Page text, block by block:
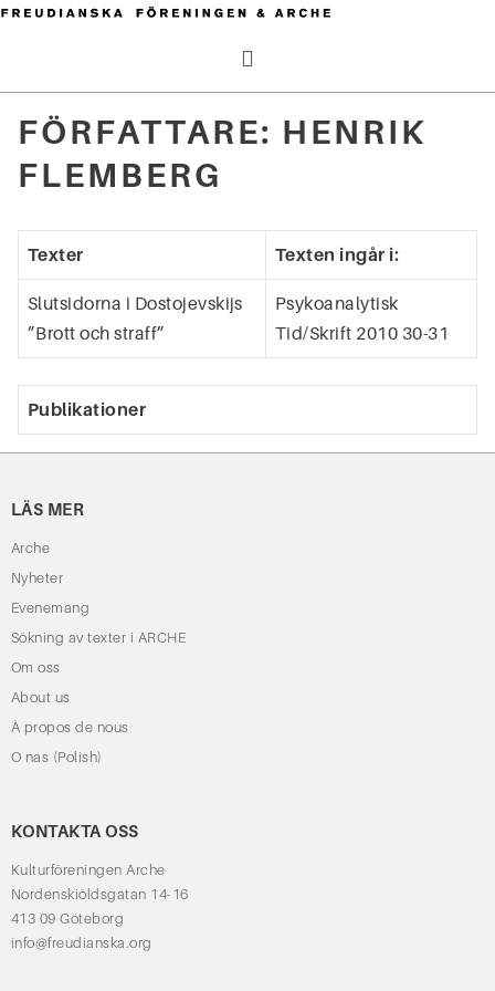
Hoppa
efter:
FÖRFATTARE: HENRIK
FLEMBERG
Texter Texten ingår i:
Slutsidorna i Dostojevskijs
”Brott och straff”
Psykoanalytisk
Tid/Skrift 2010 30-31
Publikationer
LÄS MER
Arche
Nyheter
Evenemang
Sökning av texter i ARCHE
Om oss
About us
À propos de nous
O nas (Polish)
KONTAKTA OSS
Kulturföreningen Arche
Nordenskiöldsgatan 14-16
413 09 Göteborg
info@freudianska.org